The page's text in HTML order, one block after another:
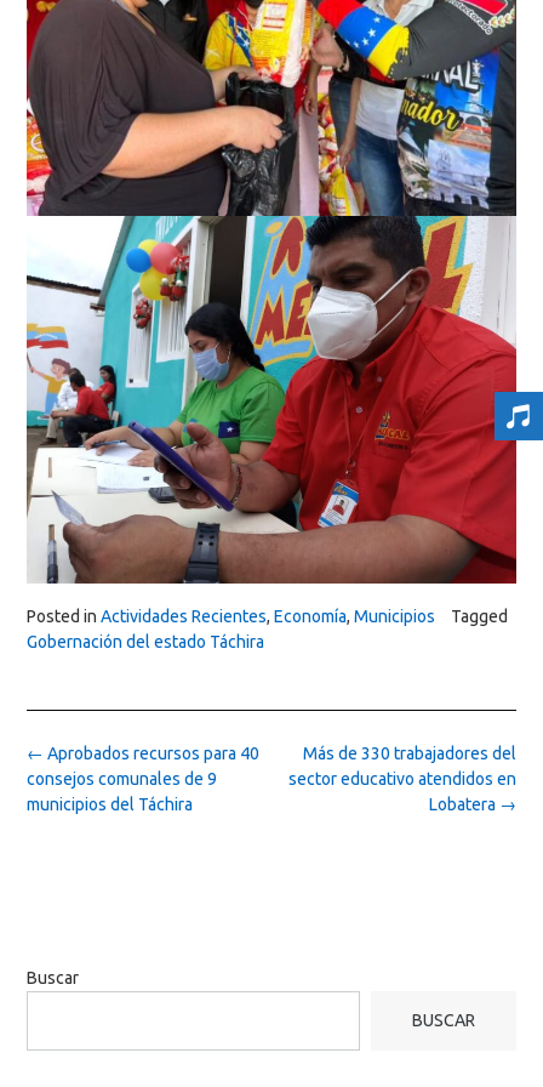
Posted in Actividades Recientes, Economía, Municipios
Tagged
Gobernación del estado Táchira
Post
navigation
Más de 330 trabajadores del
sector educativo atendidos en
Lobatera →
← Aprobados recursos para 40
consejos comunales de 9
municipios del Táchira
Buscar
BUSCAR